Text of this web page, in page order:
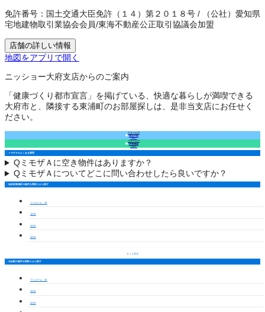
免許番号： 国土交通大臣免許（１４）第２０１８号 /
（公社）愛知県
宅地建物取引業協会会員/東海不動産公正取引協議会加盟
店舗の詳しい情報
地図をアプリで開く
ニッショー大府支店からのご案内
「健康づくり都市宣言」を掲げている、快適な暮らしが満喫できる
大府市と、隣接する東浦町のお部屋探しは、是非当支店にお任せく
ださい。
フォームで
来店予約
（無料）
フォームで
空室確認
（無料）
ミモザＡのよくある質問
QミモザＡに空き物件はありますか？
QミモザＡについてどこに問い合わせしたら良いですか？
知多郡東浦町の物件を間取りから探す
ワンルーム・1K
1LDK
2LDK
3LDK
もっと見る
石浜駅の物件を間取りから探す
ワンルーム・1K
1LDK
2LDK